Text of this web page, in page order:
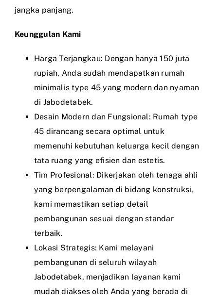
jangka panjang.
Keunggulan Kami
Harga Terjangkau: Dengan hanya 150 juta
rupiah, Anda sudah mendapatkan rumah
minimalis type 45 yang modern dan nyaman
di Jabodetabek.
Desain Modern dan Fungsional: Rumah type
45 dirancang secara optimal untuk
memenuhi kebutuhan keluarga kecil dengan
tata ruang yang efisien dan estetis.
Tim Profesional: Dikerjakan oleh tenaga ahli
yang berpengalaman di bidang konstruksi,
kami memastikan setiap detail
pembangunan sesuai dengan standar
terbaik.
Lokasi Strategis: Kami melayani
pembangunan di seluruh wilayah
Jabodetabek, menjadikan layanan kami
mudah diakses oleh Anda yang berada di